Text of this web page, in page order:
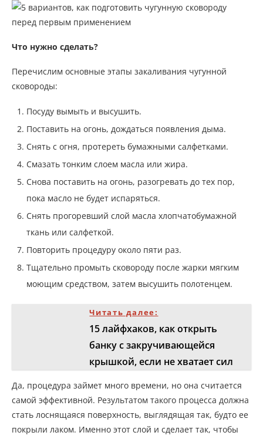
Что нужно сделать?
Перечислим основные этапы закаливания чугунной
сковороды:
Посуду вымыть и высушить.
Поставить на огонь, дождаться появления дыма.
Снять с огня, протереть бумажными салфетками.
Смазать тонким слоем масла или жира.
Снова поставить на огонь, разогревать до тех пор,
пока масло не будет испаряться.
Снять прогоревший слой масла хлопчатобумажной
ткань или салфеткой.
Повторить процедуру около пяти раз.
Тщательно промыть сковороду после жарки мягким
моющим средством, затем высушить полотенцем.
Читать далее:
15 лайфхаков, как открыть
банку с закручивающейся
крышкой, если не хватает сил
Да, процедура займет много времени, но она считается
самой эффективной. Результатом такого процесса должна
стать лоснящаяся поверхность, выглядящая так, будто ее
покрыли лаком. Именно этот слой и сделает так, чтобы